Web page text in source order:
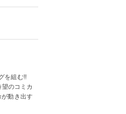
を組む!!
のコミカ
動き出す